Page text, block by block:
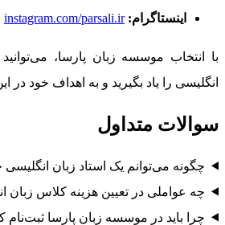
اینستاگرام: instagram.com/parsali.ir
با انتخاب موسسه زبان پارسا،
انگلیسی را یاد بگیرید و به اهداف خود در
سوالات متداول
چگونه می‌توانم یک استاد زبان انگلیسی
چه عواملی در تعیین هزینه کلاس زبان
چرا باید در موسسه زبان پارسا ثبت‌نام